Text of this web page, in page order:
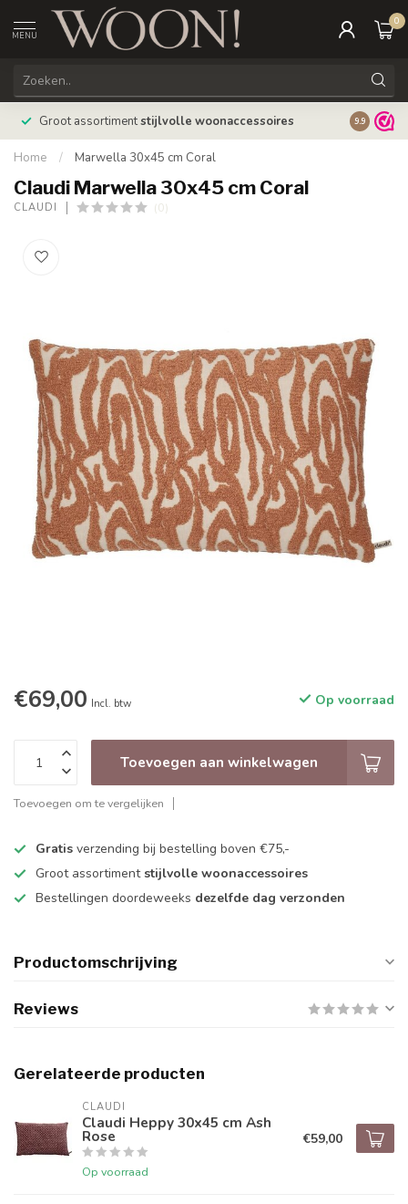
MENU
0
Groot assortimentstijlvolle woonaccessoires 9.9
Home / Marwella 30x45 cm Coral
Claudi Marwella 30x45 cm Coral
CLAUDI (0)
€69,00 Incl. btw Op voorraad
Toevoegen aan winkelwagen
Toevoegen om te vergelijken
Gratis verzending bij bestelling boven €75,-
Groot assortiment stijlvolle woonaccessoires
Bestellingen doordeweeks dezelfde dag verzonden
Productomschrijving
Reviews
Gerelateerde producten
CLAUDI
Claudi Heppy 30x45 cm Ash
Rose
Op voorraad
€59,00